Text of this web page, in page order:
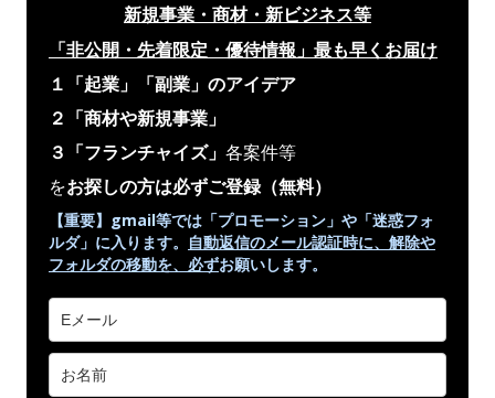
新規事業・商材・新ビジネス等
「非公開・先着限定・優待情報」 最も早くお届け
１「起業」「副業」のアイデア
２「商材や新規事業」
３「フランチャイズ」 各案件等
をお探しの方は必ずご登録（無料）
【重要】gmail等では「プロモーション」や 「迷惑フォ
ルダ」 に入ります。 自動返信のメール認証時に、解除や
フォルダの移動を、 必ずお願いします。